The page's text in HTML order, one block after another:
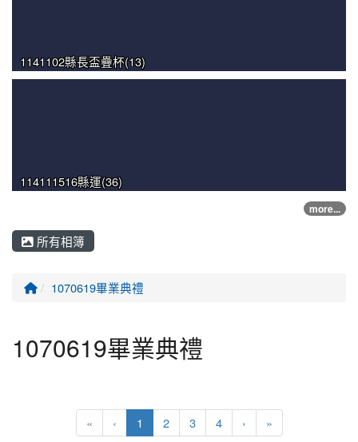
1141102縣長盃疊杯(13)
114111516縣運(36)
more...
所有相簿
回首頁
1070619畢業典禮
1070619畢業典禮
« ‹ 1 (目前頁次)
2 3 4 ›下一頁
»最後頁